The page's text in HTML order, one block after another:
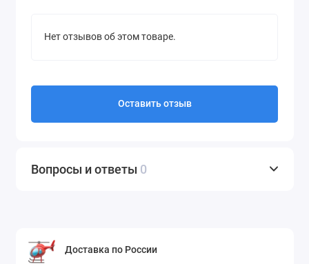
Нет отзывов об этом товаре.
Оставить отзыв
Вопросы и ответы 0
Доставка по России